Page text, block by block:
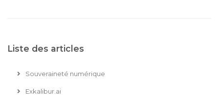
Liste des articles
Souveraineté numérique
Exkalibur.ai